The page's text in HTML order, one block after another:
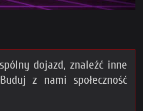
dojazd, znaleźć inne
z nami społeczność